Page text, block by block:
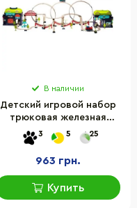
В наличии
Детский игровой набор
трюковая железная
дорога "Храбрый
паровозик" OTAMANKO
89960, 137 деталей
3 5 25
963 грн.
Купить